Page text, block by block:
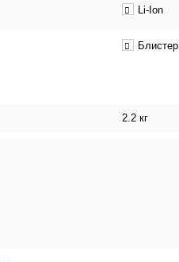
Li-Ion
Блистер
2.2 кг